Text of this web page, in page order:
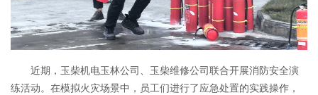
近期，玉柴机电玉林公司、玉柴维修公司联合开展消防安全演
练活动。在模拟火灾场景中，员工们进行了应急处置的实践操作，